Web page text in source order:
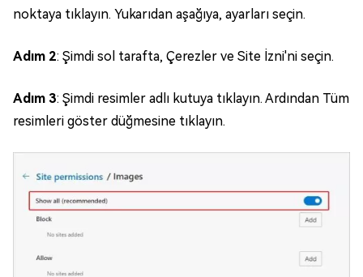
noktaya tıklayın. Yukarıdan aşağıya, ayarları seçin.
Adım 2: Şimdi sol tarafta, Çerezler ve Site İzni'ni seçin.
Adım 3: Şimdi resimler adlı kutuya tıklayın. Ardından Tüm
resimleri göster düğmesine tıklayın.